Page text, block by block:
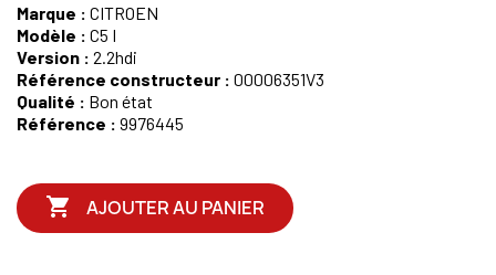
Marque : CITROEN
Modèle : C5 I
Version : 2.2hdi
Référence constructeur : 00006351V3
Qualité : Bon état
Référence : 9976445
 AJOUTER AU PANIER